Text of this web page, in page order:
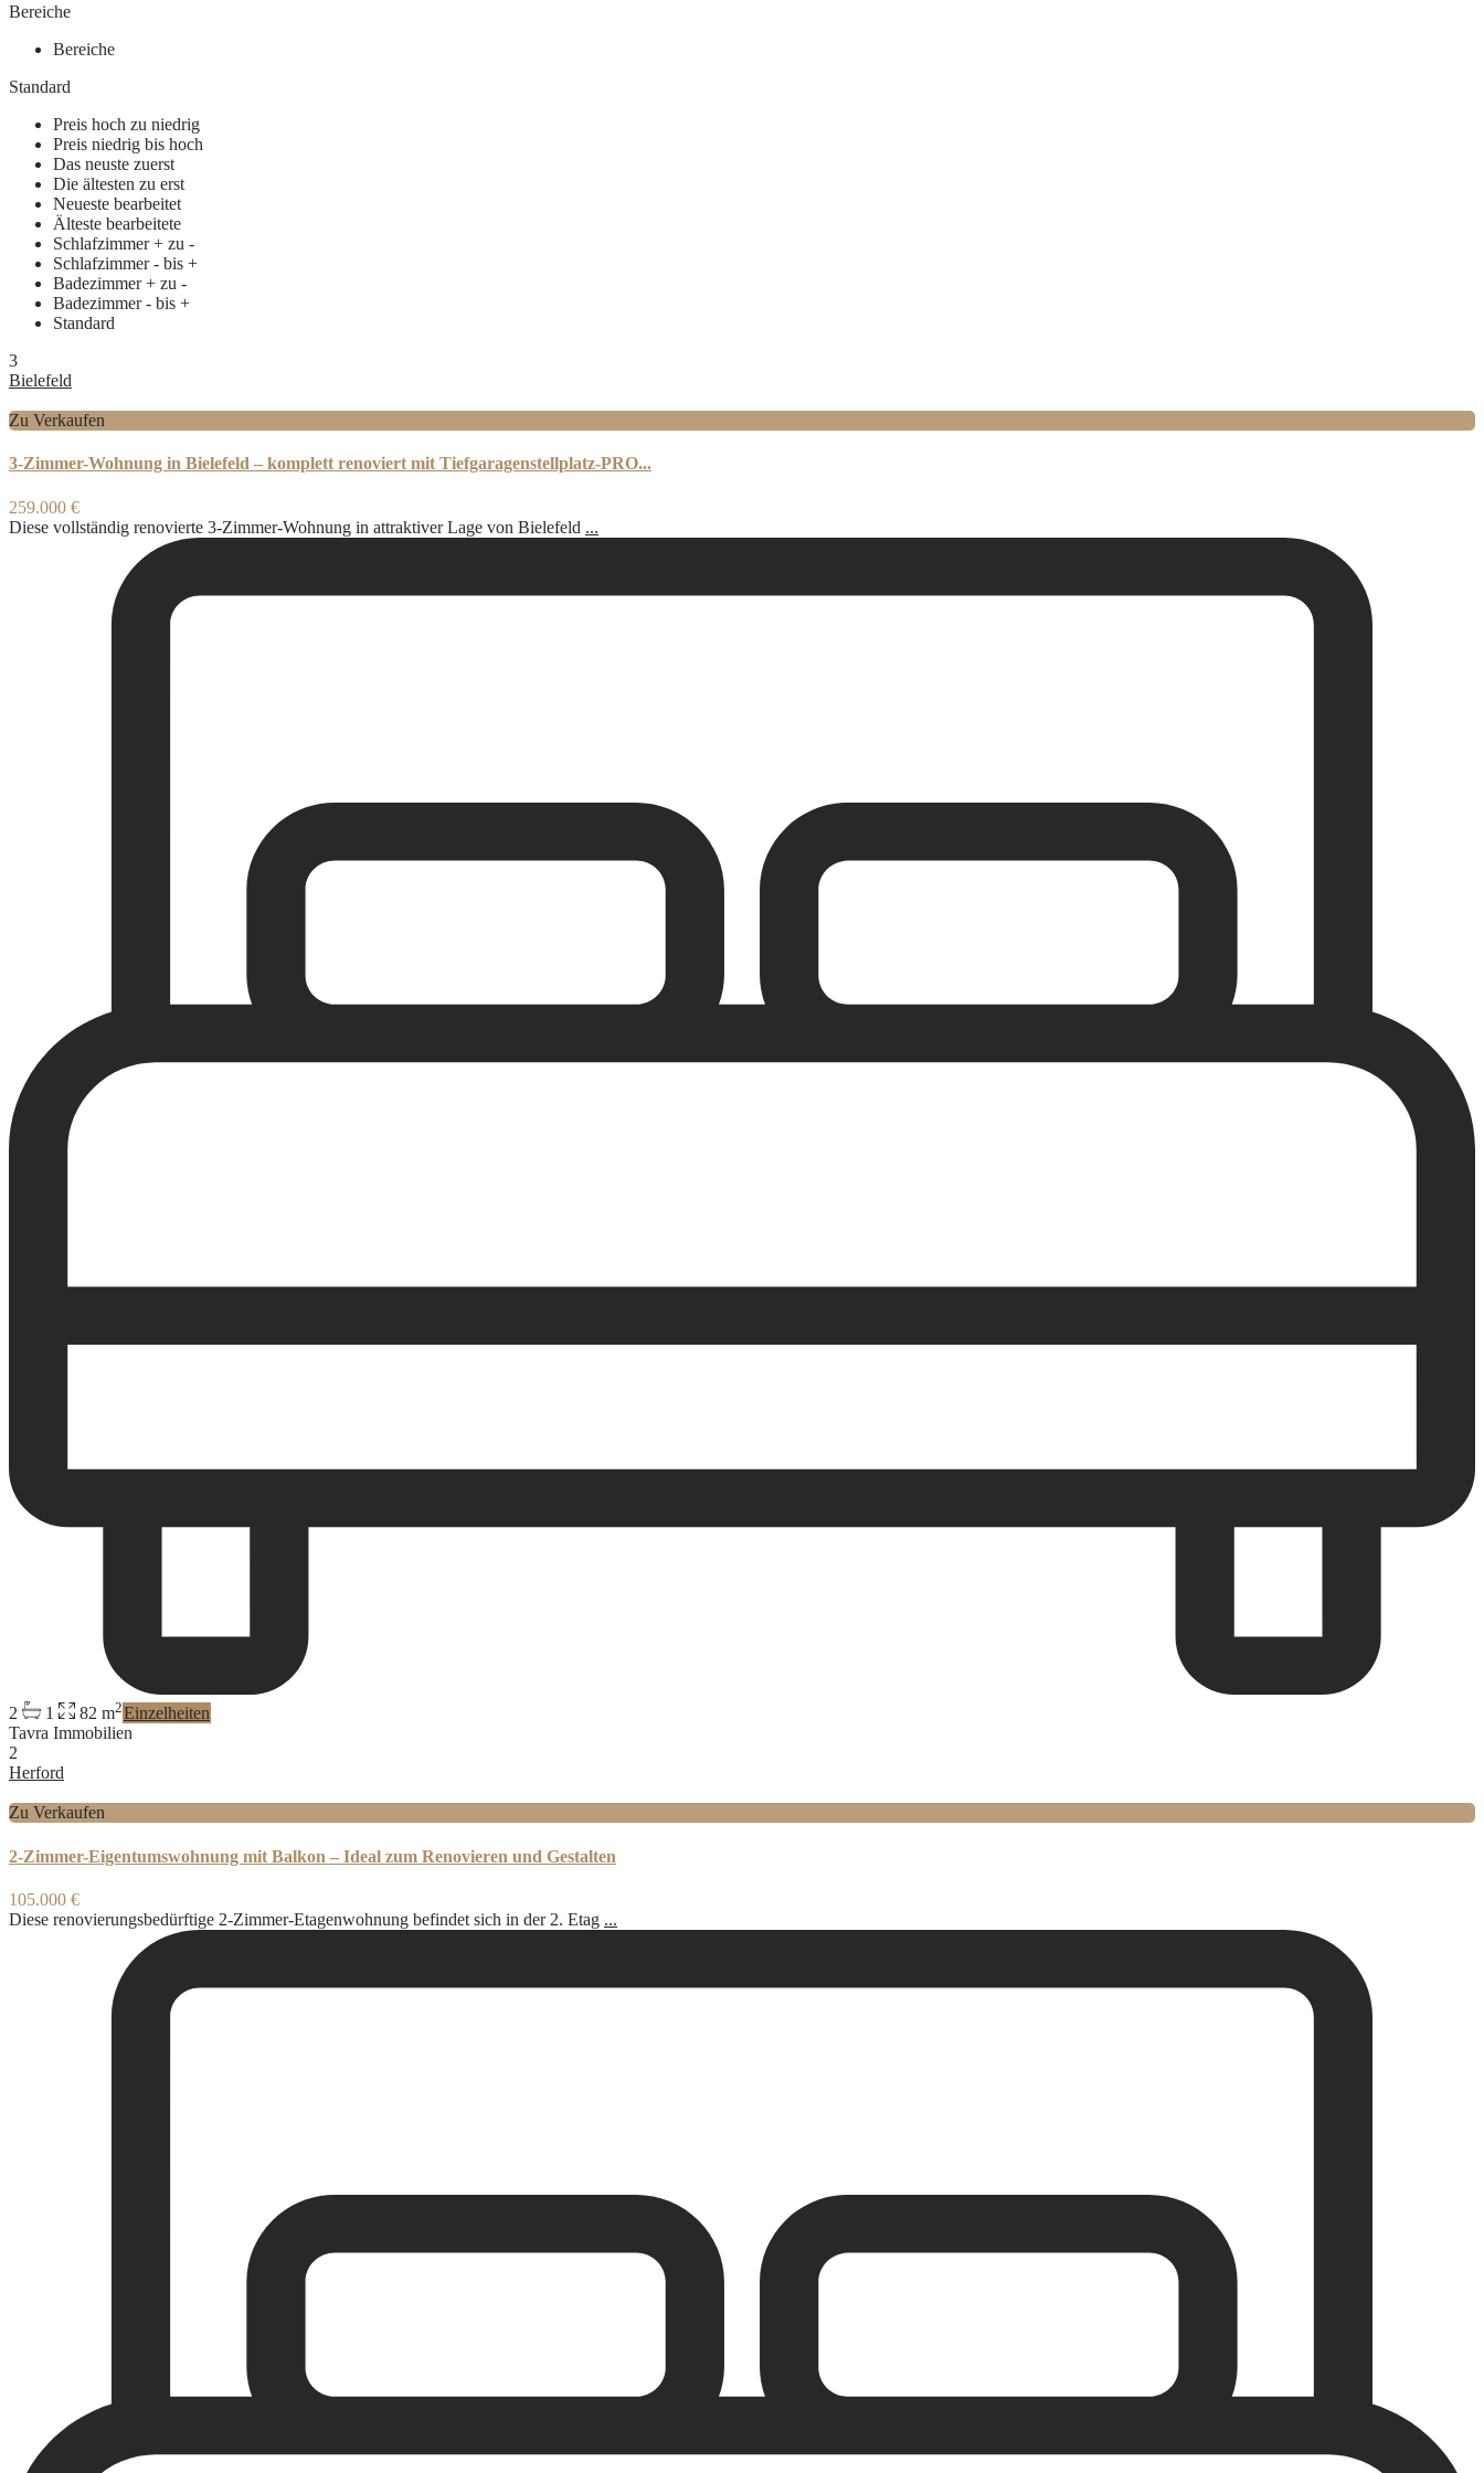
Bereiche
Bereiche
Standard
Preis hoch zu niedrig
Preis niedrig bis hoch
Das neuste zuerst
Die ältesten zu erst
Neueste bearbeitet
Älteste bearbeitete
Schlafzimmer + zu -
Schlafzimmer - bis +
Badezimmer + zu -
Badezimmer - bis +
Standard
3
Bielefeld
Zu Verkaufen
3-Zimmer-Wohnung in Bielefeld – komplett renoviert mit Tiefgaragenstellplatz-PRO...
259.000 €
Diese vollständig renovierte 3-Zimmer-Wohnung in attraktiver Lage von Bielefeld ...
2 1 82 m2Einzelheiten
Tavra Immobilien
2
Herford
Zu Verkaufen
2-Zimmer-Eigentumswohnung mit Balkon – Ideal zum Renovieren und Gestalten
105.000 €
Diese renovierungsbedürftige 2-Zimmer-Etagenwohnung befindet sich in der 2. Etag ...